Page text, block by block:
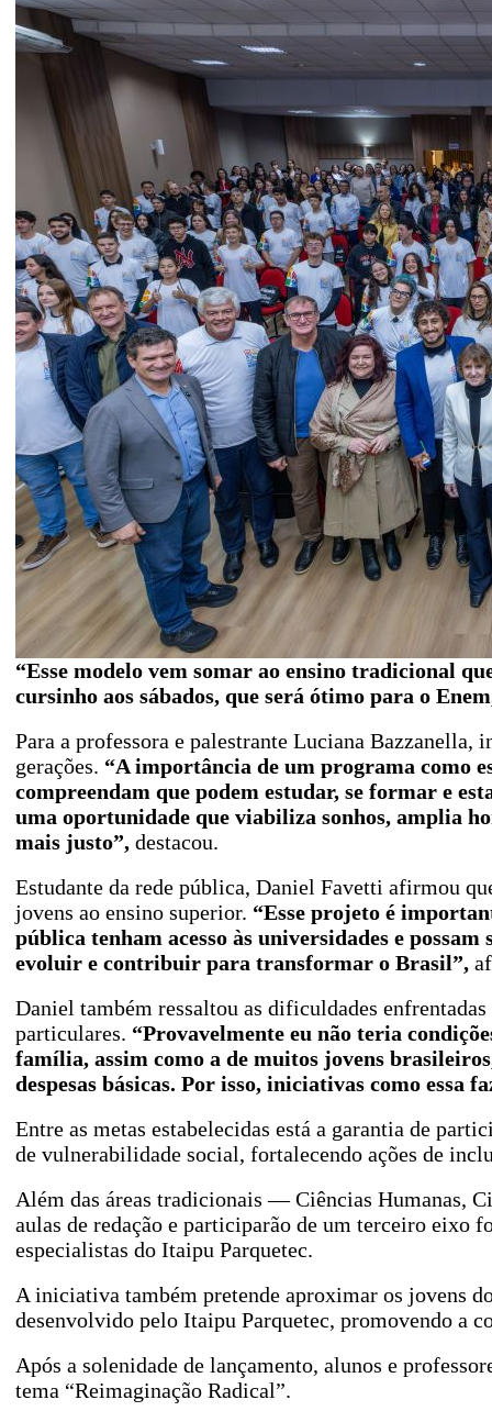
“Esse modelo vem somar ao ensino tradicional
cursinho aos sábados, que será ótimo para o
Para a professora e palestrante Luciana
gerações. “A importância de um programa como
compreendam que podem estudar, se formar e
uma oportunidade que viabiliza sonhos, amplia
mais justo”, destacou.
Estudante da rede pública, Daniel Favetti afirmou
jovens ao ensino superior. “Esse projeto é
pública tenham acesso às universidades e
evoluir e contribuir para transformar o Brasil”,
Daniel também ressaltou as dificuldades
particulares. “Provavelmente eu não teria
família, assim como a de muitos jovens
despesas básicas. Por isso, iniciativas como essa
Entre as metas estabelecidas está a garantia de
de vulnerabilidade social, fortalecendo ações de
Além das áreas tradicionais — Ciências Humanas,
aulas de redação e participarão de um terceiro eixo
especialistas do Itaipu Parquetec.
A iniciativa também pretende aproximar os jovens
desenvolvido pelo Itaipu Parquetec, promovendo a
Após a solenidade de lançamento, alunos e
tema “Reimaginação Radical”.